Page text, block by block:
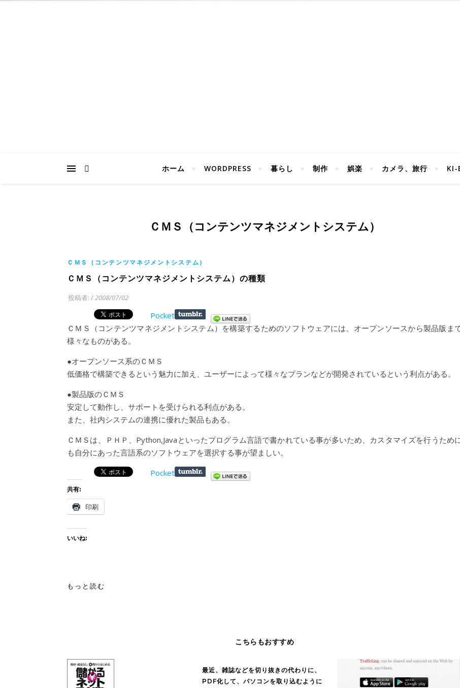
ホーム WORDPRESS 暮らし 制作 娯楽 カメラ、旅行 KI-
ＣＭＳ（コンテンツマネジメントシステム）
ＣＭＳ（コンテンツマネジメントシステム）
ＣＭＳ（コンテンツマネジメントシステム）の種類
投稿者: /2008/07/02
Pocket
ＣＭＳ（コンテンツマネジメントシステム）を構築するためのソフトウェアには、オープンソースから製品版ま
様々なものがある。
●オープンソース系のＣＭＳ
低価格で構築できるという魅力に加え、ユーザーによって様々なプランなどが開発されているという利点がある。
●製品版のＣＭＳ
安定して動作し、サポートを受けられる利点がある。
また、社内システムの連携に優れた製品もある。
ＣＭＳは、ＰＨＰ、Python,Javaといったプログラム言語で書かれている事が多いため、カスタマイズを行うため
も自分にあった言語系のソフトウェアを選択する事が望ましい。
Pocket
共有:
印刷
いいね:
もっと読む
こちらもおすすめ
最近、雑誌などを切り抜きの代わりに、
PDF化して、パソコンを取り込むように